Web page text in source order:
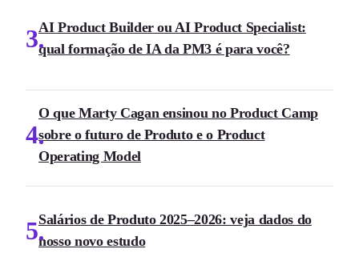
3AI Product Builder ou AI Product Specialist:
qual formação de IA da PM3 é para você?
4
O que Marty Cagan ensinou no Product Camp
sobre o futuro de Produto e o Product
Operating Model
5Salários de Produto 2025–2026: veja dados do
nosso novo estudo